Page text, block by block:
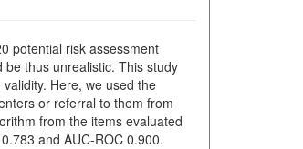
potential risk assessment
thus unrealistic. This study
Here, we used the
or referral to them from
from the items evaluated
and AUC-ROC 0.900.